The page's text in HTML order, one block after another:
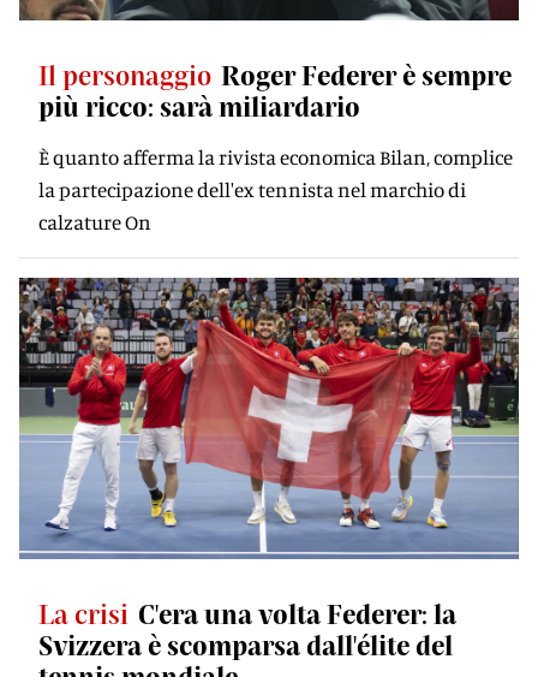
Il personaggio Roger Federer è sempre
più ricco: sarà miliardario
È quanto afferma la rivista economica Bilan, complice
la partecipazione dell'ex tennista nel marchio di
calzature On
La crisi C'era una volta Federer: la
Svizzera è scomparsa dall'élite del